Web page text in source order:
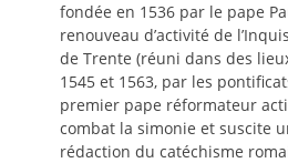
fondée en 1536 par le pape
renouveau d’activité de
de Trente (réuni dans des
1545 et 1563, par les
premier pape réformateur
combat la simonie et suscite
rédaction du catéchisme